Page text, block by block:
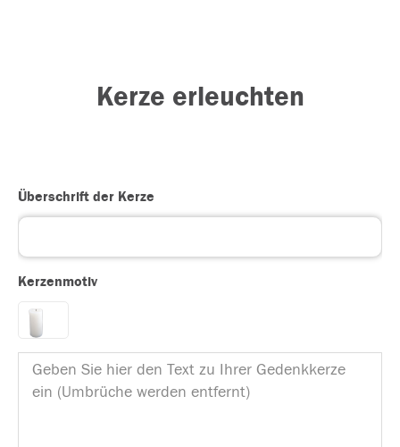
Kerze erleuchten
Überschrift der Kerze
Kerzenmotiv